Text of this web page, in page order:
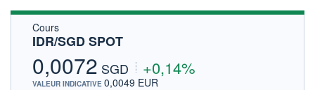
Cours
IDR/SGD SPOT
0,0072 SGD +0,14%
VALEUR INDICATIVE 0,0049 EUR